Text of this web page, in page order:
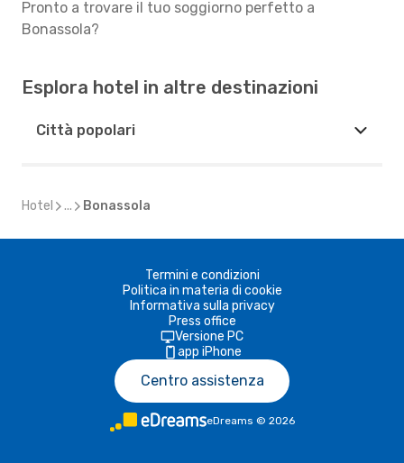
Pronto a trovare il tuo soggiorno perfetto a
Bonassola?
Esplora hotel in altre destinazioni
Città popolari
Hotel ... Bonassola
Termini e condizioni
Politica in materia di cookie
Informativa sulla privacy
Press office
Versione PC
app iPhone
Centro assistenza
eDreams © 2026